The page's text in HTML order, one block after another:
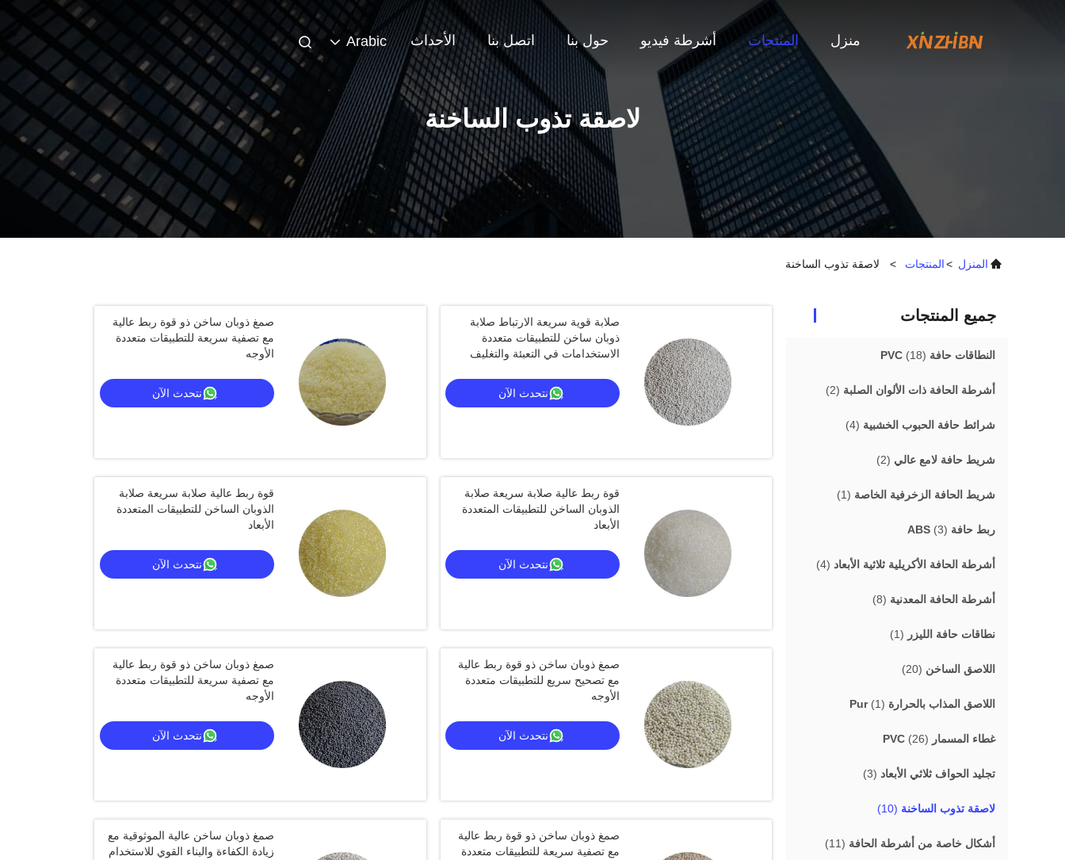
منزل المنتجات أشرطة فيديو حول بنا اتصل بنا الأحداث Arabic
لاصقة تذوب الساخنة
المنزل >المنتجات > لاصقة تذوب الساخنة
جميع المنتجات
النطاقات حافة PVC (18)
أشرطة الحافة ذات الألوان الصلبة (2)
شرائط حافة الحبوب الخشبية (4)
شريط حافة لامع عالي (2)
شريط الحافة الزخرفية الخاصة (1)
ربط حافة ABS (3)
أشرطة الحافة الأكريلية ثلاثية الأبعاد (4)
أشرطة الحافة المعدنية (8)
نطاقات حافة الليزر (1)
اللاصق الساخن (20)
اللاصق المذاب بالحرارة Pur (1)
غطاء المسمار PVC (26)
تجليد الحواف ثلاثي الأبعاد (3)
لاصقة تذوب الساخنة (10)
أشكال خاصة من أشرطة الحافة (11)
صلابة قوية سريعة الارتباط صلابة
ذوبان ساخن للتطبيقات متعددة
الاستخدامات في التعبئة والتغليف
نتحدث الآن
صمغ ذوبان ساخن ذو قوة ربط عالية
مع تصفية سريعة للتطبيقات متعددة
الأوجه
نتحدث الآن
قوة ربط عالية صلابة سريعة صلابة
الذوبان الساخن للتطبيقات المتعددة
الأبعاد
نتحدث الآن
قوة ربط عالية صلابة سريعة صلابة
الذوبان الساخن للتطبيقات المتعددة
الأبعاد
نتحدث الآن
صمغ ذوبان ساخن ذو قوة ربط عالية
مع تصحيح سريع للتطبيقات متعددة
الأوجه
نتحدث الآن
صمغ ذوبان ساخن ذو قوة ربط عالية
مع تصفية سريعة للتطبيقات متعددة
الأوجه
نتحدث الآن
صمغ ذوبان ساخن ذو قوة ربط عالية
مع تصفية سريعة للتطبيقات متعددة
صمغ ذوبان ساخن عالية الموثوقية مع
زيادة الكفاءة والبناء القوي للاستخدام